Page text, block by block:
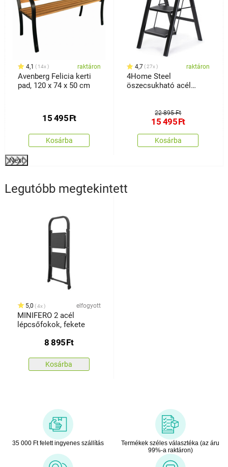
4,1 14x raktáron
Avenberg Felicia kerti
pad, 120 x 74 x 50 cm
15 495Ft
Kosárba
4,7 27x raktáron
4Home Steel
öszecsukható acél
22 895 Ft
15 495Ft
Kosárba
Next
Legutóbb megtekintett
5,0 4x elfogyott
MINIFERO 2 acél
lépcsőfokok, fekete
8 895Ft
Kosárba
35 000 Ft felett ingyenes szállítás
Termékek széles választéka (az áru
99%-a raktáron)